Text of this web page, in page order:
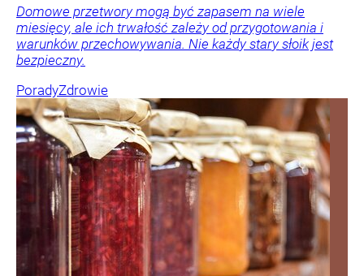
Domowe przetwory mogą być zapasem na wiele
miesięcy, ale ich trwałość zależy od przygotowania i
warunków przechowywania. Nie każdy stary słoik jest
bezpieczny.
PoradyZdrowie